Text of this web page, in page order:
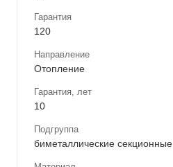
Гарантия
120
Направление
Отопление
Гарантия, лет
10
Подгруппа
биметаллические секционные